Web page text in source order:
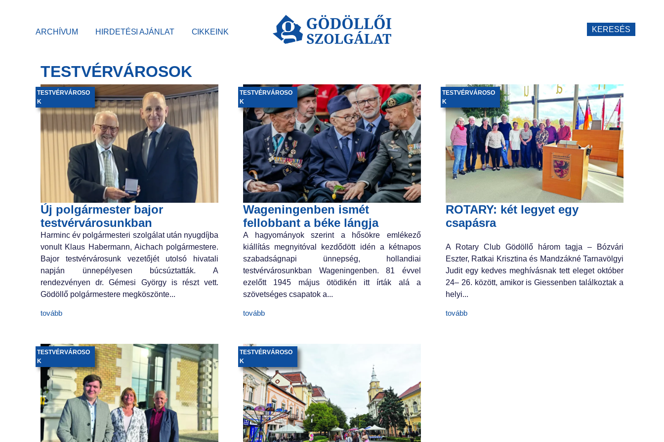
ARCHÍVUM HIRDETÉSI AJÁNLAT CIKKEINK KERESÉS
TESTVÉRVÁROSOK
Új polgármester bajor
testvérvárosunkban
TESTVÉRVÁROSO
K
Harminc év polgármesteri szolgálat után nyugdíjba
vonult Klaus Habermann, Aichach polgármestere.
Bajor testvérvárosunk vezetőjét utolsó hivatali
napján ünnepélyesen búcsúztatták. A
rendezvényen dr. Gémesi György is részt vett.
Gödöllő polgármestere megköszönte...
tovább
Wageningenben ismét
fellobbant a béke lángja
TESTVÉRVÁROSO
K
A hagyományok szerint a hősökre emlékező
kiállítás megnyitóval kezdődött idén a kétnapos
szabadságnapi ünnepség, hollandiai
testvérvárosunkban Wageningenben. 81 évvel
ezelőtt 1945 május ötödikén itt írták alá a
szövetséges csapatok a...
tovább
ROTARY: két legyet egy
csapásra
TESTVÉRVÁROSO
K
A Rotary Club Gödöllő három tagja – Bózvári
Eszter, Ratkai Krisztina és Mandzákné Tarnavölgyi
Judit egy kedves meghívásnak tett eleget október
24– 26. között, amikor is Giessenben találkoztak a
helyi...
tovább
TESTVÉRVÁROSO
K
TESTVÉRVÁROSO
K